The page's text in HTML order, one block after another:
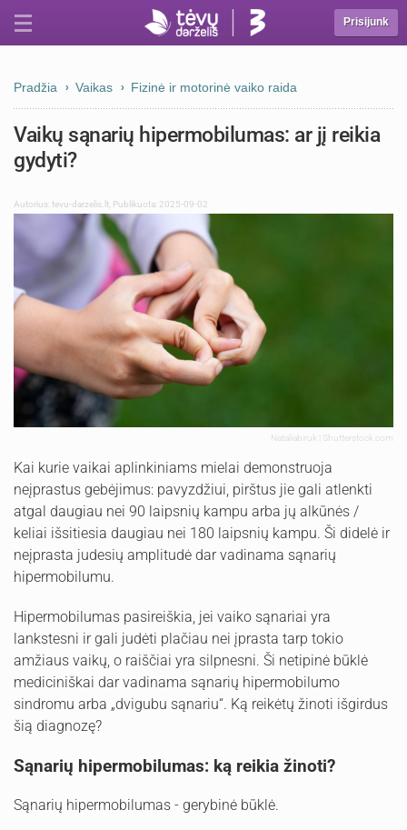
Prisijunk
Pradžia Vaikas Fizinė ir motorinė vaiko raida
Vaikų sąnarių hipermobilumas: ar jį reikia
gydyti?
Autorius:tevu-darzelis.lt Publikuota: 2025-09-02
Nataliabiruk | Shutterstock.com
Kai kurie vaikai aplinkiniams mielai demonstruoja
neįprastus gebėjimus: pavyzdžiui, pirštus jie gali atlenkti
atgal daugiau nei 90 laipsnių kampu arba jų alkūnės /
keliai išsitiesia daugiau nei 180 laipsnių kampu. Ši didelė ir
neįprasta judesių amplitudė dar vadinama sąnarių
hipermobilumu.
Hipermobilumas pasireiškia, jei vaiko sąnariai yra
lankstesni ir gali judėti plačiau nei įprasta tarp tokio
amžiaus vaikų, o raiščiai yra silpnesni. Ši netipinė būklė
mediciniškai dar vadinama sąnarių hipermobilumo
sindromu arba „dvigubu sąnariu“. Ką reikėtų žinoti išgirdus
šią diagnozę?
Sąnarių hipermobilumas: ką reikia žinoti?
Sąnarių hipermobilumas - gerybinė būklė.